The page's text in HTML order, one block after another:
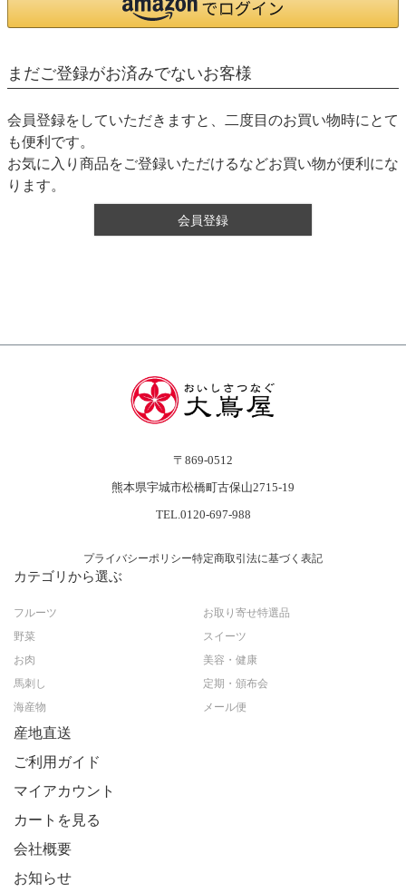
まだご登録がお済みでないお客様
会員登録をしていただきますと、二度目のお買い物時にとて
も便利です。
お気に入り商品をご登録いただけるなどお買い物が便利にな
ります。
会員登録
〒869-0512
熊本県宇城市松橋町古保山2715-19
TEL.0120-697-988
プライバシーポリシー特定商取引法に基づく表記
カテゴリから選ぶ
フルーツ
野菜
お肉
馬刺し
海産物
お取り寄せ特選品
スイーツ
美容・健康
定期・頒布会
メール便
産地直送
ご利用ガイド
マイアカウント
カートを見る
会社概要
お知らせ